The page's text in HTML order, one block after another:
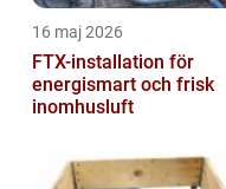
16 maj 2026
FTX-installation för
energismart och frisk
inomhusluft